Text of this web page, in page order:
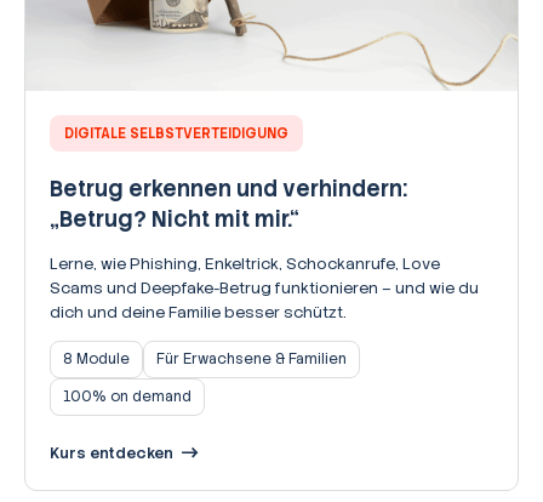
DIGITALE SELBSTVERTEIDIGUNG
Betrug erkennen und verhindern:
„Betrug? Nicht mit mir.“
Lerne, wie Phishing, Enkeltrick, Schockanrufe, Love
Scams und Deepfake-Betrug funktionieren – und wie du
dich und deine Familie besser schützt.
8 Module
Für Erwachsene & Familien
100% on demand
Kurs entdecken